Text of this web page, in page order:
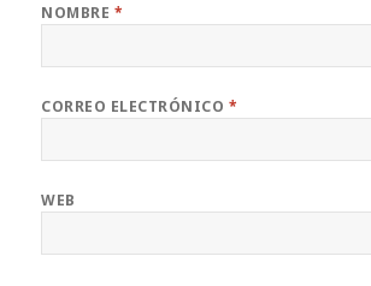
NOMBRE *
CORREO ELECTRÓNICO *
WEB